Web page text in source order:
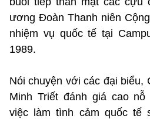
ương Đoàn Thanh niên
nhiệm vụ quốc tế tại
1989.
Nói chuyện với các đại biểu,
Minh Triết đánh giá cao
việc làm tình cảm quốc tế